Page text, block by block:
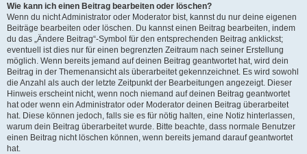
Wie kann ich einen Beitrag bearbeiten oder löschen?
Wenn du nicht Administrator oder Moderator bist, kannst du nur deine eigenen
Beiträge bearbeiten oder löschen. Du kannst einen Beitrag bearbeiten, indem
du das „Ändere Beitrag“-Symbol für den entsprechenden Beitrag anklickst;
eventuell ist dies nur für einen begrenzten Zeitraum nach seiner Erstellung
möglich. Wenn bereits jemand auf deinen Beitrag geantwortet hat, wird dein
Beitrag in der Themenansicht als überarbeitet gekennzeichnet. Es wird sowohl
die Anzahl als auch der letzte Zeitpunkt der Bearbeitungen angezeigt. Dieser
Hinweis erscheint nicht, wenn noch niemand auf deinen Beitrag geantwortet
hat oder wenn ein Administrator oder Moderator deinen Beitrag überarbeitet
hat. Diese können jedoch, falls sie es für nötig halten, eine Notiz hinterlassen,
warum dein Beitrag überarbeitet wurde. Bitte beachte, dass normale Benutzer
einen Beitrag nicht löschen können, wenn bereits jemand darauf geantwortet
hat.